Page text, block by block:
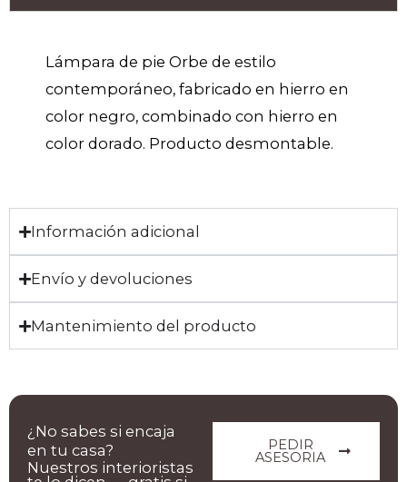
Lámpara de pie Orbe de estilo
contemporáneo, fabricado en hierro en
color negro, combinado con hierro en
color dorado. Producto desmontable.
Información adicional
Envío y devoluciones
Mantenimiento del producto
PEDIR
ASESORIA
¿No sabes si encaja
en tu casa?
Nuestros interioristas